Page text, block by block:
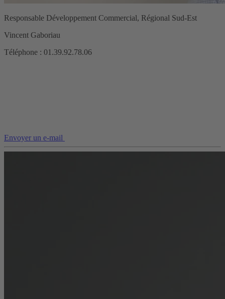
Responsable Développement Commercial, Régional Sud-Est
Vincent Gaboriau
Téléphone : 01.39.92.78.06
Envoyer un e-mail